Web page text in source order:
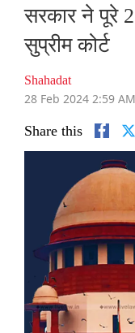
सरकार ने पूरे
सुप्रीम कोर्ट
Shahadat
28 Feb 2024 2:59 AM
Share this